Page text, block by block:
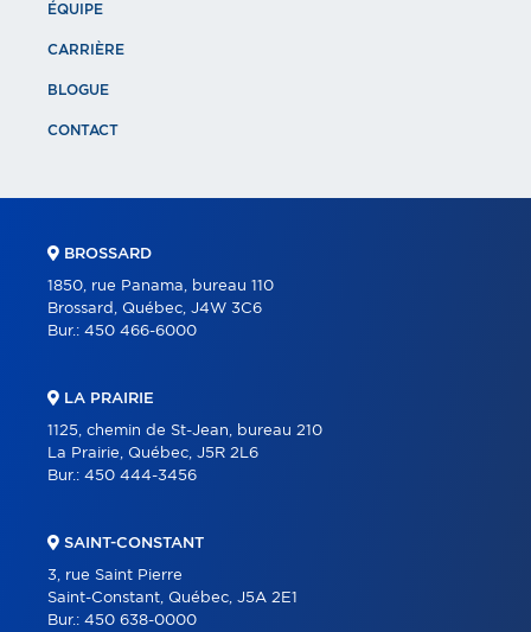
ÉQUIPE
CARRIÈRE
BLOGUE
CONTACT
BROSSARD
1850, rue Panama, bureau 110
Brossard, Québec, J4W 3C6
Bur.: 450 466-6000
LA PRAIRIE
1125, chemin de St-Jean, bureau 210
La Prairie, Québec, J5R 2L6
Bur.: 450 444-3456
SAINT-CONSTANT
3, rue Saint Pierre
Saint-Constant, Québec, J5A 2E1
Bur.: 450 638-0000